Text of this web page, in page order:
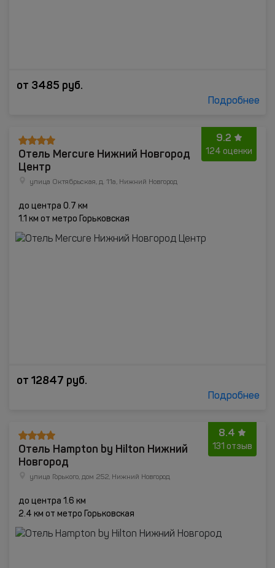
от 3485 руб.
Подробнее
9.2
124 оценки
Отель Mercure Нижний Новгород
Центр
улица Октябрьская, д. 11а, Нижний Новгород
до центра 0.7 км
1.1 км от метро Горьковская
от 12847 руб.
Подробнее
8.4
131 отзыв
Отель Hampton by Hilton Нижний
Новгород
улица Горького, дом 252, Нижний Новгород
до центра 1.6 км
2.4 км от метро Горьковская